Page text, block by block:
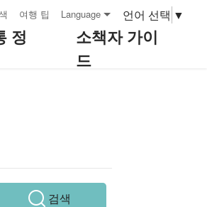
여행 팁 Language 언어 선택 ▼
정
소책자 가이
드
검색